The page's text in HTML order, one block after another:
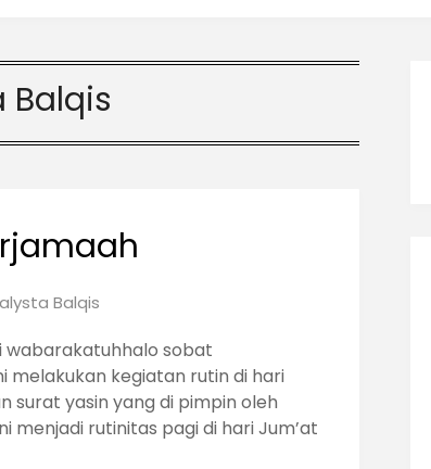
Balqis
Balqis
wabarakatuhhalo sobat
melakukan kegiatan rutin di hari
surat yasin yang di pimpin oleh
menjadi rutinitas pagi di hari Jum’at